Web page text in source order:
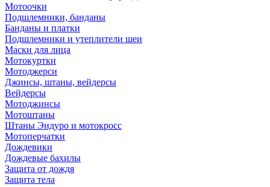
Мотоочки
Подшлемники, банданы
Банданы и платки
Подшлемники и утеплители шеи
Маски для лица
Мотокуртки
Мотоджерси
Джинсы, штаны, вейдерсы
Вейдерсы
Мотоджинсы
Мотоштаны
Штаны Эндуро и мотокросс
Мотоперчатки
Дождевики
Дождевые бахилы
Защита от дождя
Защита тела